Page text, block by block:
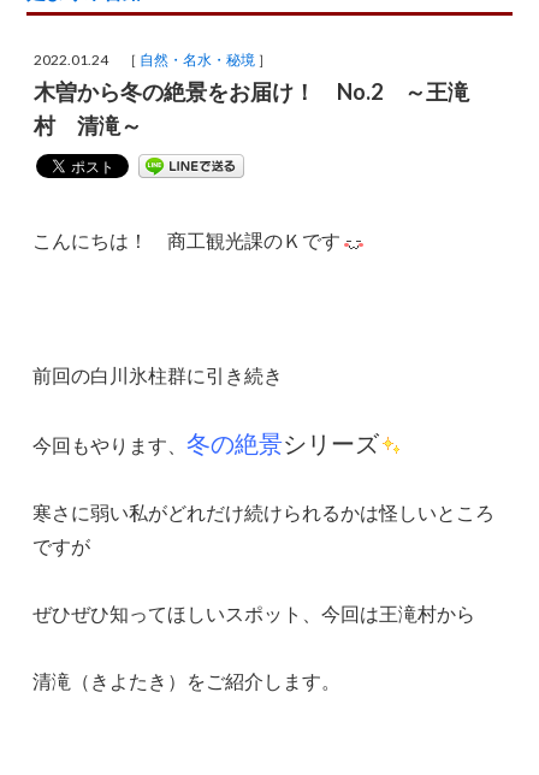
2022.01.24 ［ 自然・名水・秘境 ］
木曽から冬の絶景をお届け！ No.2 ～王滝
村 清滝～
こんにちは！ 商工観光課のＫです
前回の白川氷柱群に引き続き
今回もやります、冬の絶景シリーズ
寒さに弱い私がどれだけ続けられるかは怪しいところ
ですが
ぜひぜひ知ってほしいスポット、今回は王滝村から
清滝（きよたき）をご紹介します。